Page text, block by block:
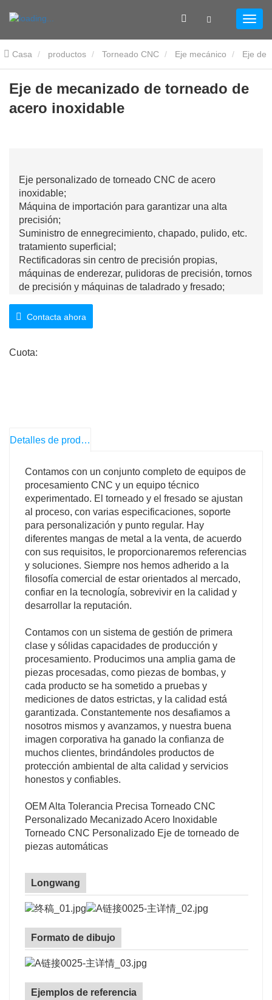
Casa productos Torneado CNC Eje mecánico
mecanizado de torneado de acero inoxidable
Eje de mecanizado de torneado de
acero inoxidable
Eje personalizado de torneado CNC de acero
inoxidable;
Máquina de importación para garantizar una alta
precisión;
Suministro de ennegrecimiento, chapado, pulido, etc.
tratamiento superficial;
Rectificadoras sin centro de precisión propias,
máquinas de enderezar, pulidoras de precisión, tornos
de precisión y máquinas de taladrado y fresado;
usuarios, se puede procesar, apagar y templar, alta
frecuencia, etc. para cumplir con los diferentes
Contacta ahora
Cuota:
Detalles de producto
Contamos con un conjunto completo de equipos de
procesamiento CNC y un equipo técnico
experimentado. El torneado y el fresado se ajustan
al proceso, con varias especificaciones, soporte
para personalización y punto regular. Hay
diferentes mangas de metal a la venta, de acuerdo
con sus requisitos, le proporcionaremos referencias
y soluciones. Siempre nos hemos adherido a la
filosofía comercial de estar orientados al mercado,
confiar en la tecnología, sobrevivir en la calidad y
desarrollar la reputación.
Contamos con un sistema de gestión de primera
clase y sólidas capacidades de producción y
procesamiento. Producimos una amplia gama de
piezas procesadas, como piezas de bombas, y
cada producto se ha sometido a pruebas y
mediciones de datos estrictas, y la calidad está
garantizada. Constantemente nos desafiamos a
nosotros mismos y avanzamos, y nuestra buena
imagen corporativa ha ganado la confianza de
muchos clientes, brindándoles productos de
protección ambiental de alta calidad y servicios
honestos y confiables.
OEM Alta Tolerancia Precisa Torneado CNC
Personalizado Mecanizado Acero Inoxidable
Torneado CNC Personalizado Eje de torneado de
piezas automáticas
Longwang
Formato de dibujo
Ejemplos de referencia